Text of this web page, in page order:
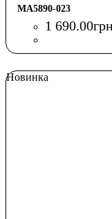
MA5890-023
1 690.00
Новинка